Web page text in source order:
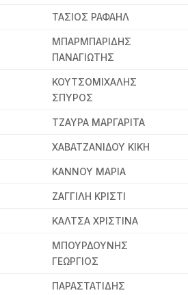
ΤΑΣΙΟΣ ΡΑΦΑΗΛ
ΜΠΑΡΜΠΑΡΙΔΗΣ
ΠΑΝΑΓΙΩΤΗΣ
ΚΟΥΤΣΟΜΙΧΑΛΗΣ
ΣΠΥΡΟΣ
ΤΖΑΥΡΑ ΜΑΡΓΑΡΙΤΑ
ΧΑΒΑΤΖΑΝΙΔΟΥ ΚΙΚΗ
ΚΑΝΝΟΥ ΜΑΡΙΑ
ΖΑΓΓΙΛΗ ΚΡΙΣΤΙ
ΚΑΛΤΣΑ ΧΡΙΣΤΙΝΑ
ΜΠΟΥΡΔΟΥΝΗΣ
ΓΕΩΡΓΙΟΣ
ΠΑΡΑΣΤΑΤΙΔΗΣ